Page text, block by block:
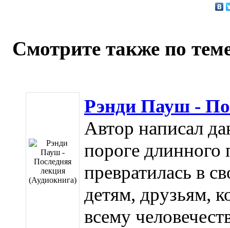
Смотрите также по
Рэнди Пауш -
Автор написал
пороге
превратилась в
детям, друзьям,
всему